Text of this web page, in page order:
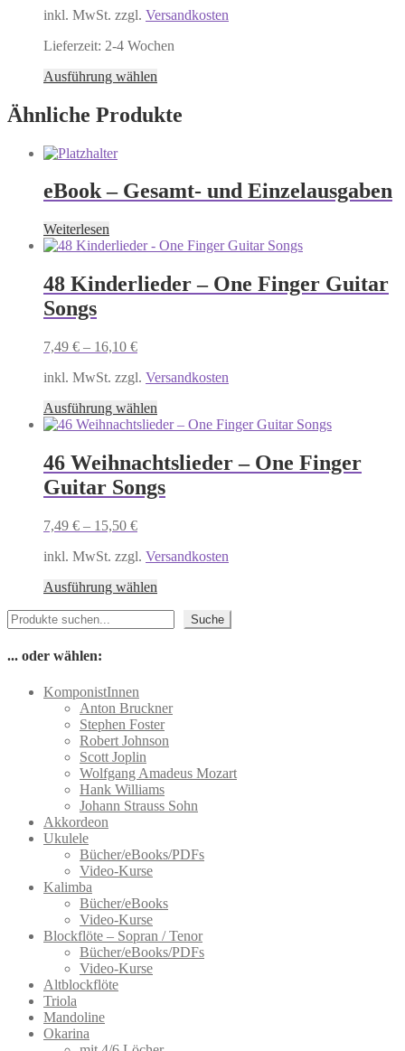
der
gewählt
inkl. MwSt. zzgl. Versandkosten
Lieferzeit: 2-4 Wochen
Ausführung wählen
weist
mehrere
Optionen
können
der
Produktseite
werden
Ähnliche Produkte
eBook – Gesamt- und Einzelausgaben
Weiterlesen
48 Kinderlieder – One Finger Guitar
Songs
7,49 € – 16,10 €
inkl. MwSt. zzgl. Versandkosten
Ausführung wählen
Produkt
mehrere
Varianten
auf.
auf
werden
46 Weihnachtslieder – One Finger
Guitar Songs
7,49 € – 15,50 €
inkl. MwSt. zzgl. Versandkosten
Ausführung wählen
können
auf
der
Produktseite
gewählt
werden
Suchen Suche
... oder wählen:
KomponistInnen
Anton Bruckner
Stephen Foster
Robert Johnson
Scott Joplin
Wolfgang Amadeus Mozart
Hank Williams
Johann Strauss Sohn
Akkordeon
Ukulele
Bücher/eBooks/PDFs
Video-Kurse
Kalimba
Bücher/eBooks
Video-Kurse
Blockflöte – Sopran / Tenor
Bücher/eBooks/PDFs
Video-Kurse
Altblockflöte
Triola
Mandoline
Okarina